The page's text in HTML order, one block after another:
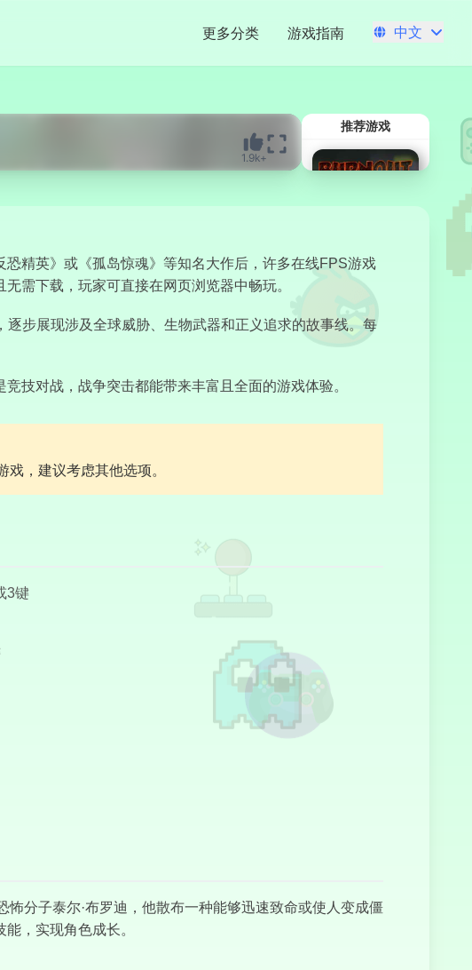
更多分类 游戏指南 中文
1.9k+
推荐游戏
我们终成所见
精英》或《孤岛惊魂》等知名大作后，许多在线FPS游戏
需下载，玩家可直接在网页浏览器中畅玩。
步展现涉及全球威胁、生物武器和正义追求的故事线。每
技对战，战争突击都能带来丰富且全面的游戏体验。
，建议考虑其他选项。
3键
分子泰尔·布罗迪，他散布一种能够迅速致命或使人变成僵
，实现角色成长。